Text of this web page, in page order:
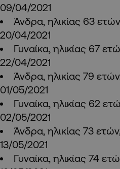
09/04/2021
Άνδρα, ηλικίας 63
20/04/2021
Γυναίκα, ηλικίας 67
22/04/2021
Άνδρα, ηλικίας 79
01/05/2021
Γυναίκα, ηλικίας 62
02/05/2021
Άνδρα, ηλικίας 73
13/05/2021
Γυναίκα, ηλικίας 74